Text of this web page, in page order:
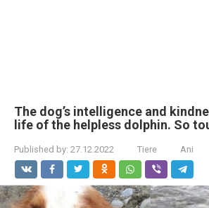
The dog’s intelligence and
life of the helpless dolphin. So
Published by: 27.12.2022 Tiere Ani